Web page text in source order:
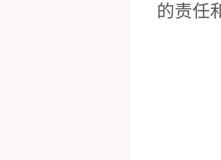
的责任